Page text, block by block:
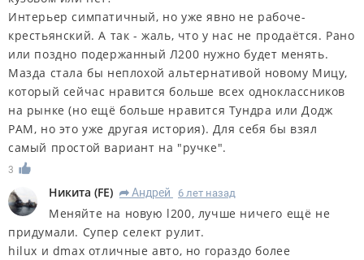
Интерьер симпатичный, но уже явно не рабоче-
крестьянский. А так - жаль, что у нас не продаётся. Рано
или поздно подержанный Л200 нужно будет менять.
Мазда стала бы неплохой альтернативой новому Мицу,
который сейчас нравится больше всех одноклассников
на рынке (но ещё больше нравится Тундра или Додж
РАМ, но это уже другая история). Для себя бы взял
самый простой вариант на "ручке".
3
Никита (FE) R Андрей 6 лет назад
Меняйте на новую l200, лучше ничего ещё не
придумали. Супер селект рулит.
hilux и dmax отличные авто, но гораздо более